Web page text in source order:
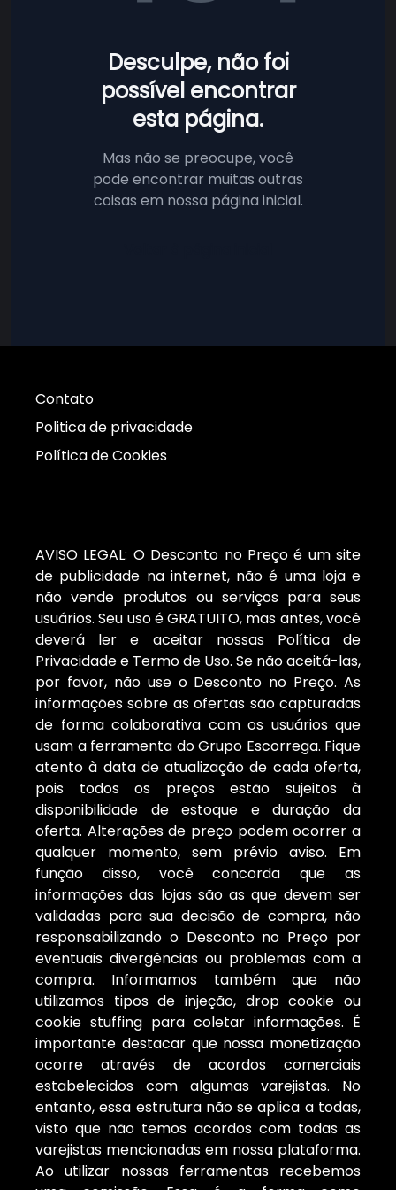
Desculpe, não foi
possível encontrar
esta página.
Mas não se preocupe, você
pode encontrar muitas outras
coisas em nossa página inicial.
Contato
Politica de privacidade
Política de Cookies
AVISO LEGAL: O Desconto no Preço é um site
de publicidade na internet, não é uma loja e
não vende produtos ou serviços para seus
usuários. Seu uso é GRATUITO, mas antes, você
deverá ler e aceitar nossas Política de
Privacidade e Termo de Uso. Se não aceitá-las,
por favor, não use o Desconto no Preço. As
informações sobre as ofertas são capturadas
de forma colaborativa com os usuários que
usam a ferramenta do Grupo Escorrega. Fique
atento à data de atualização de cada oferta,
pois todos os preços estão sujeitos à
disponibilidade de estoque e duração da
oferta. Alterações de preço podem ocorrer a
qualquer momento, sem prévio aviso. Em
função disso, você concorda que as
informações das lojas são as que devem ser
validadas para sua decisão de compra, não
responsabilizando o Desconto no Preço por
eventuais divergências ou problemas com a
compra. Informamos também que não
utilizamos tipos de injeção, drop cookie ou
cookie stuffing para coletar informações. É
importante destacar que nossa monetização
ocorre através de acordos comerciais
estabelecidos com algumas varejistas. No
entanto, essa estrutura não se aplica a todas,
visto que não temos acordos com todas as
varejistas mencionadas em nossa plataforma.
Ao utilizar nossas ferramentas recebemos